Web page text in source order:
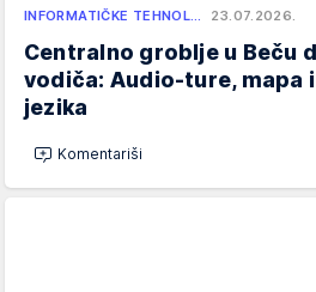
INFORMATIČKE TEHNOL… 23.07.2026.
Centralno groblje u Beču
vodiča: Audio-ture, mapa
jezika
Komentariši